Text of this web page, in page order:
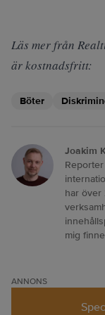
Läs mer från
är kostnadsfritt:
Böter
Joakim
har över
mig
ANNONS